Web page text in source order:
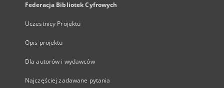
Federacja Bibliotek Cyfrowych
Uczestnicy Projektu
Opis projektu
Dla autorów i wydawców
Najczęściej zadawane pytania